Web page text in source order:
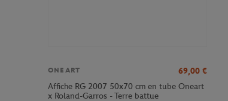
ONEART 69,00 €
Affiche RG 2007 50x70 cm en tube Oneart
x Roland-Garros - Terre battue